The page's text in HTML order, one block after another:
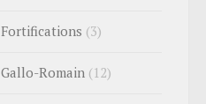
Fortifications (3)
Gallo-Romain (12)